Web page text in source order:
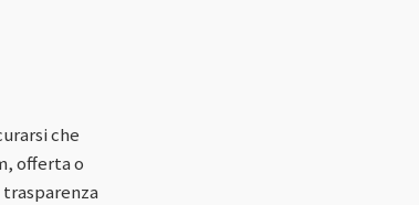
che
offerta o